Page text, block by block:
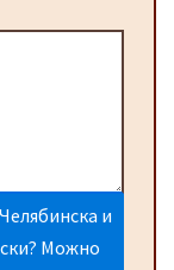
и
Можно